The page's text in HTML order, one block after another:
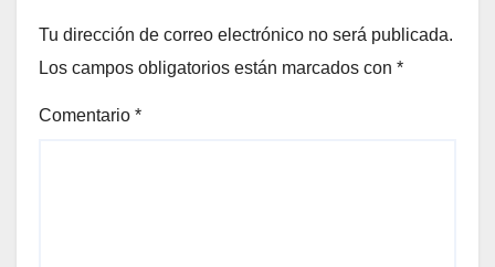
Tu dirección de correo electrónico no será publicada.
Los campos obligatorios están marcados con *
Comentario *